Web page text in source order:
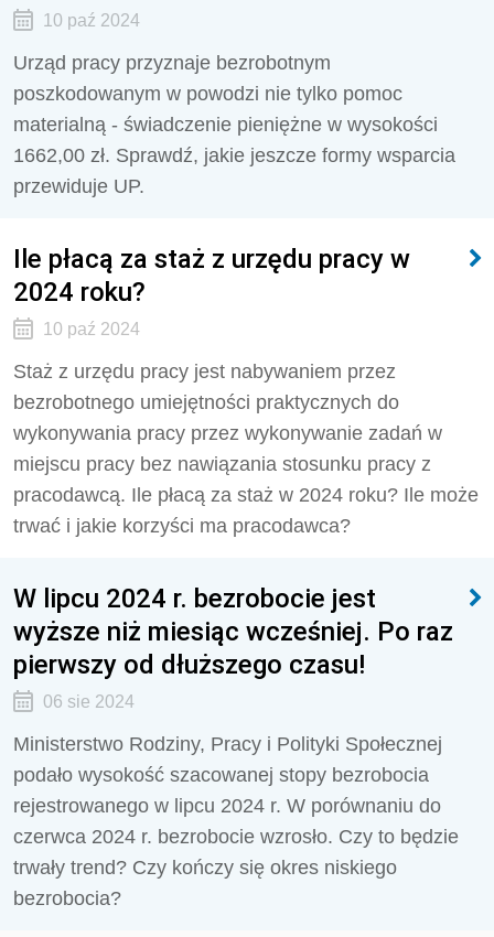
10 paź 2024
Urząd pracy przyznaje bezrobotnym
poszkodowanym w powodzi nie tylko pomoc
materialną - świadczenie pieniężne w wysokości
1662,00 zł. Sprawdź, jakie jeszcze formy wsparcia
przewiduje UP.
Ile płacą za staż z urzędu pracy w
2024 roku?
10 paź 2024
Staż z urzędu pracy jest nabywaniem przez
bezrobotnego umiejętności praktycznych do
wykonywania pracy przez wykonywanie zadań w
miejscu pracy bez nawiązania stosunku pracy z
pracodawcą. Ile płacą za staż w 2024 roku? Ile może
trwać i jakie korzyści ma pracodawca?
W lipcu 2024 r. bezrobocie jest
wyższe niż miesiąc wcześniej. Po raz
pierwszy od dłuższego czasu!
06 sie 2024
Ministerstwo Rodziny, Pracy i Polityki Społecznej
podało wysokość szacowanej stopy bezrobocia
rejestrowanego w lipcu 2024 r. W porównaniu do
czerwca 2024 r. bezrobocie wzrosło. Czy to będzie
trwały trend? Czy kończy się okres niskiego
bezrobocia?